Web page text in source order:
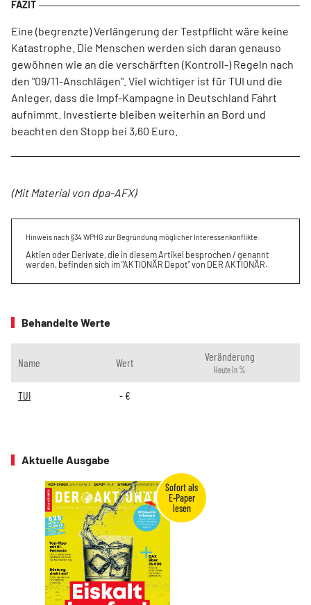
Eine (begrenzte) Verlängerung der Testpflicht wäre keine
Katastrophe. Die Menschen werden sich daran genauso
gewöhnen wie an die verschärften (Kontroll-) Regeln nach
den "09/11-Anschlägen". Viel wichtiger ist für TUI und die
Anleger, dass die Impf-Kampagne in Deutschland Fahrt
aufnimmt. Investierte bleiben weiterhin an Bord und
beachten den Stopp bei 3,60 Euro.
(Mit Material von dpa-AFX)
Hinweis nach §34 WPHG zur Begründung möglicher Interessenkonflikte:
Aktien oder Derivate, die in diesem Artikel besprochen / genannt
werden, befinden sich im "AKTIONÄR Depot" von DER AKTIONÄR.
Behandelte Werte
Name Wert Veränderung
Heute in %
TUI -€
Aktuelle Ausgabe